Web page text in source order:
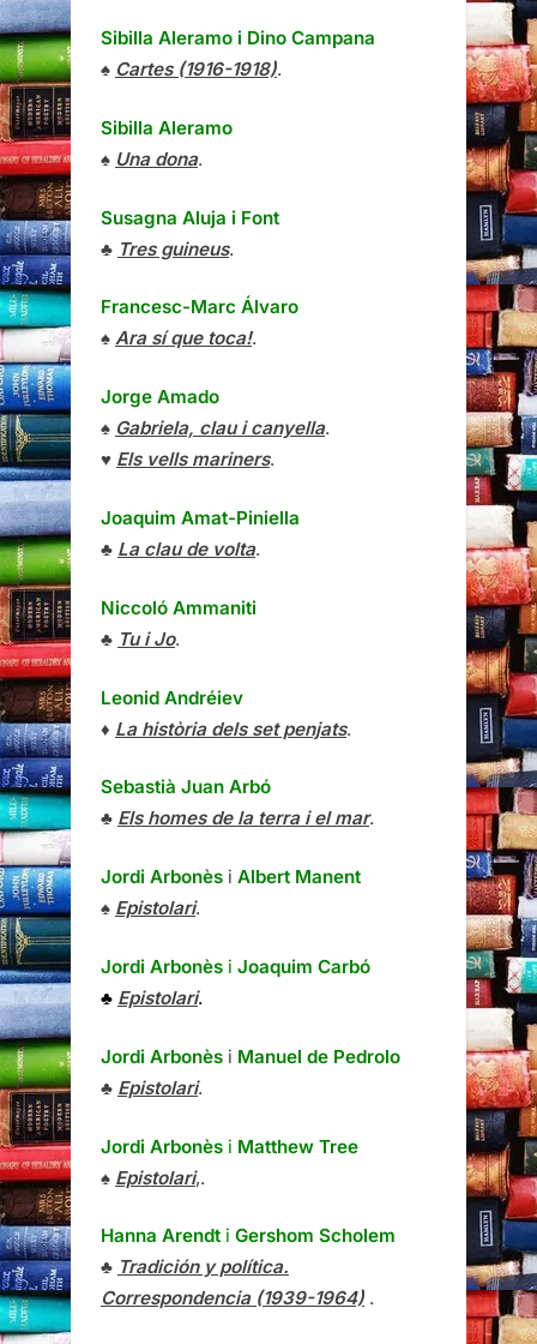
Sibilla Aleramo i Dino Campana
♠ Cartes (1916-1918).
Sibilla Aleramo
♠ Una dona.
Susagna Aluja i Font
♣ Tres guineus.
Francesc-Marc Álvaro
♠ Ara sí que toca!.
Jorge Amado
♠ Gabriela, clau i canyella.
♥ Els vells mariners.
Joaquim Amat-Piniella
♣ La clau de volta.
Niccoló Ammaniti
♣ Tu i Jo.
Leonid Andréiev
♦ La història dels set penjats.
Sebastià Juan Arbó
♣ Els homes de la terra i el mar.
Jordi Arbonès i Albert Manent
♠ Epistolari.
Jordi Arbonès i Joaquim Carbó
♣ Epistolari.
Jordi Arbonès i Manuel de Pedrolo
♣ Epistolari.
Jordi Arbonès i Matthew Tree
♠ Epistolari,.
Hanna Arendt i Gershom Scholem
♣ Tradición y política.
Correspondencia (1939-1964) .